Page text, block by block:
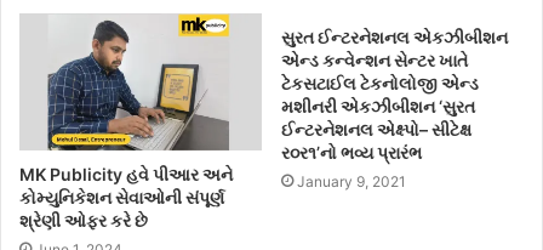
MK Publicity હવે પીઆર અને
કોમ્યુનિકેશન સેવાઓની સંપૂર્ણ
શ્રેણી ઓફર કરે છે
સુરત ઈન્ટરનેશનલ એકઝીબીશન
એન્ડ કન્વેન્શન સેન્ટર ખાતે
ટેકસટાઈલ ટેકનોલોજી એન્ડ
મશીનરી એકઝીબીશન ‘સુરત
ઈન્ટરનેશનલ એક્ષ્પો– સીટેક્ષ
ર૦ર૧’નો ભવ્ય પ્રારંભ
January 9, 2021